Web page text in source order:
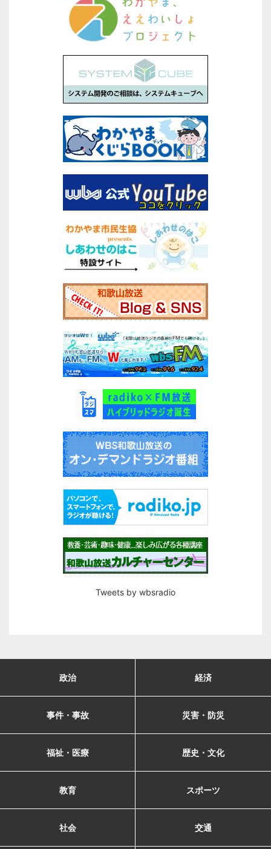
Tweets by wbsradio
政治 経済
事件・事故 災害・防災
福祉・医療 歴史・文化
教育 スポーツ
社会 交通